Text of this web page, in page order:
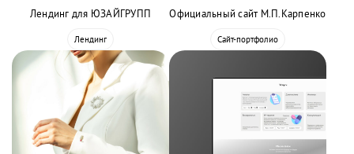
Лендинг для ЮЗАЙГРУПП
Лендинг
Официальный сайт М.П.Карпенко
Сайт-портфолио